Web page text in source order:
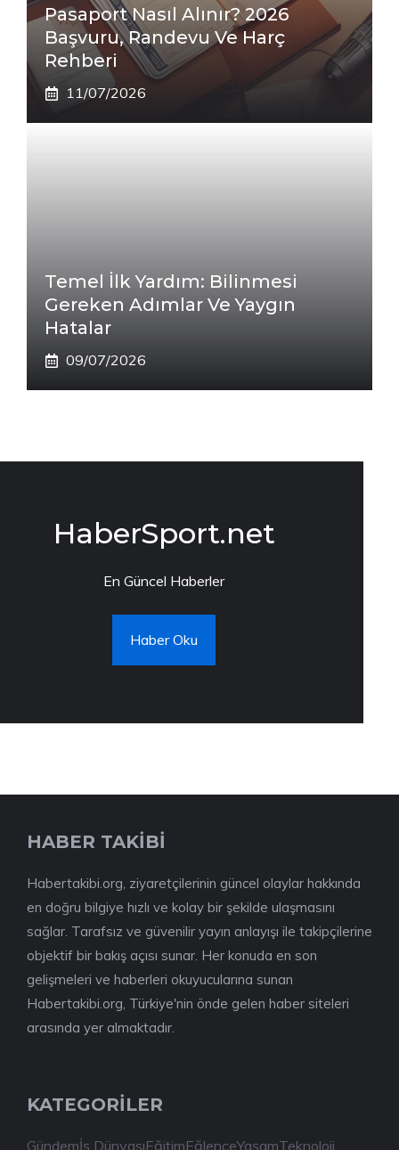
Pasaport Nasıl Alınır? 2026
Başvuru, Randevu Ve Harç
Rehberi
11/07/2026
Temel İlk Yardım: Bilinmesi
Gereken Adımlar Ve Yaygın
Hatalar
09/07/2026
HaberSport.net
En Güncel Haberler
Haber Oku
HABER TAKİBİ
Habertakibi.org, ziyaretçilerinin güncel olaylar hakkında
en doğru bilgiye hızlı ve kolay bir şekilde ulaşmasını
sağlar. Tarafsız ve güvenilir yayın anlayışı ile takipçilerine
objektif bir bakış açısı sunar. Her konuda en son
gelişmeleri ve haberleri okuyucularına sunan
Habertakibi.org, Türkiye'nin önde gelen haber siteleri
arasında yer almaktadır.
KATEGORİLER
Gündemİş DünyasıEğitimEğlenceYaşamTeknoloji